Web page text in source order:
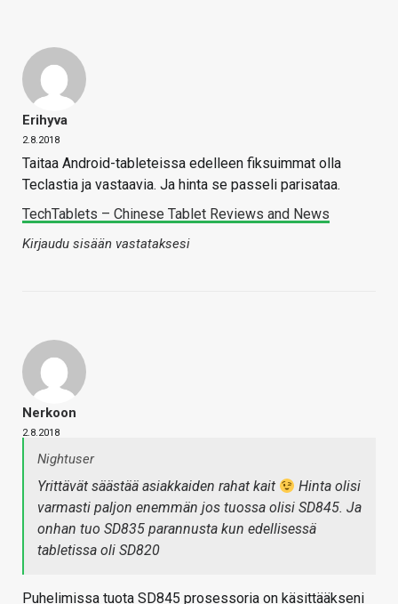
Erihyva
2.8.2018
Taitaa Android-tableteissa edelleen fiksuimmat olla
Teclastia ja vastaavia. Ja hinta se passeli parisataa.
TechTablets – Chinese Tablet Reviews and News
Kirjaudu sisään vastataksesi
Nerkoon
2.8.2018
Nightuser
Yrittävät säästää asiakkaiden rahat kait
Hinta olisi
varmasti paljon enemmän jos tuossa olisi SD845. Ja
onhan tuo SD835 parannusta kun edellisessä
tabletissa oli SD820
Puhelimissa tuota SD845 prosessoria on käsittääkseni